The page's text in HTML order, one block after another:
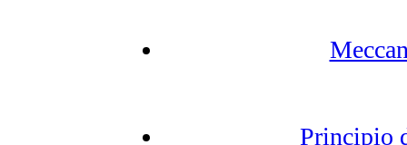
Principio